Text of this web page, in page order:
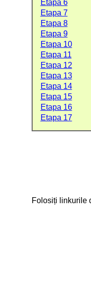
Etapa 6
Etapa 7
Etapa 8
Etapa 9
Etapa 10
Etapa 11
Etapa 12
Etapa 13
Etapa 14
Etapa 15
Etapa 16
Etapa 17
Folosiți linkurile